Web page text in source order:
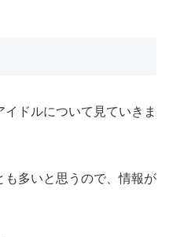
ドルについて見ていきま
多いと思うので、情報が